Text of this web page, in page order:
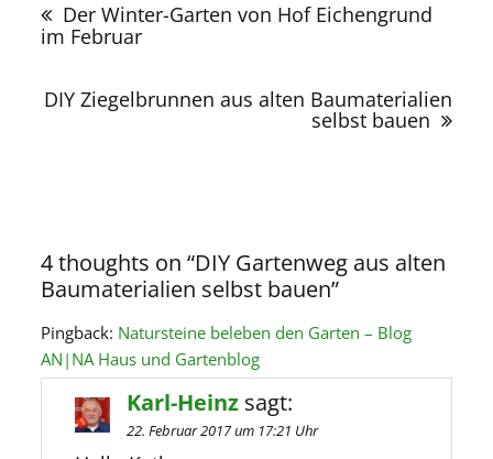
Der Winter-Garten von Hof Eichengrund
im Februar
DIY Ziegelbrunnen aus alten Baumaterialien
selbst bauen
4 thoughts on “DIY Gartenweg aus alten
Baumaterialien selbst bauen”
Pingback: Natursteine beleben den Garten – Blog
AN|NA Haus und Gartenblog
Karl-Heinz sagt:
22. Februar 2017 um 17:21 Uhr